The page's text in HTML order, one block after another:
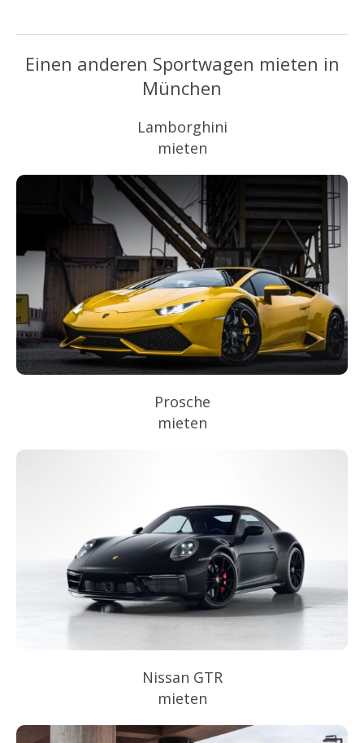
Einen anderen Sportwagen mieten in
München
Lamborghini
mieten
Prosche
mieten
Nissan GTR
mieten